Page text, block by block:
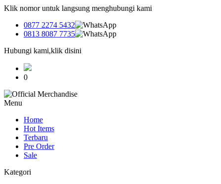
Klik nomor untuk langsung menghubungi kami
0877 2274 5432
0813 8087 7735
Hubungi kami,klik disini
0
Menu
Home
Hot Items
Terbaru
Pre Order
Sale
Kategori